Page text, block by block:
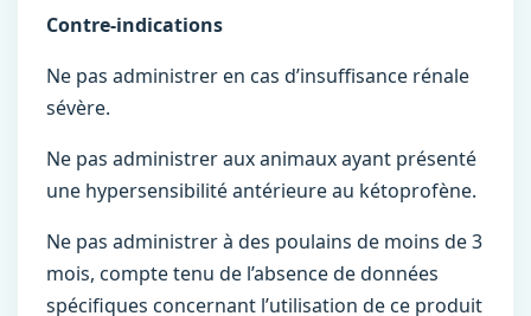
Contre-indications
Ne pas administrer en cas d’insuffisance rénale
sévère.
Ne pas administrer aux animaux ayant présenté
une hypersensibilité antérieure au kétoprofène.
Ne pas administrer à des poulains de moins de 3
mois, compte tenu de l’absence de données
spécifiques concernant l’utilisation de ce produit